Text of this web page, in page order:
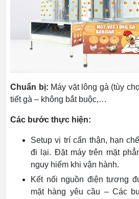
Chuẩn bị: Máy vặt lông gà (tùy
tiết gà – không bắt buộc,…
Các bước thực hiện:
Setup vị trí cẩn thận, hạn
đi lại. Đặt máy trên mặt
nguy hiểm khi vận hành.
Kết nối nguồn điện tương
mặt hàng yêu cầu – Các